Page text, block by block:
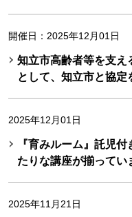
開催日：2025年12月01日
知立市高齢者等を支え
として、知立市と協定
2025年12月01日
『育みルーム』託児
たりな講座が揃ってい
2025年11月21日